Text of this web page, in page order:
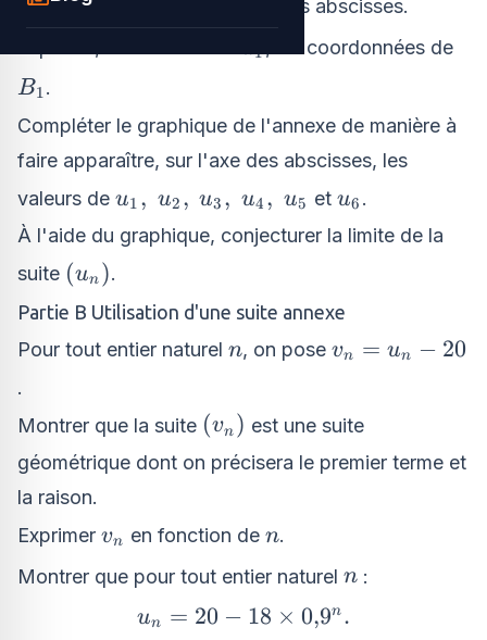
A0 B 1
est parallèle à l'axe des abscisses.
1 , les coordonnées de
B_1
B1.
Compléter le graphique de l'annexe de manière à
faire apparaître, sur l'axe des abscisses, les
valeurs de u_1,\
u_2,\
u_3,\
u_5
u1 , u2 , u3 , u4 , u5 et u_6
u6 .
À l'aide du graphique, conjecturer la limite de la
suite (u_n)
(un ).
Partie B Utilisation d'une suite annexe
Pour tout entier naturel n
n, on pose v_n=u_n
vn = un − 20
.
Montrer que la suite (v_n)
(vn ) est une suite
géométrique dont on précisera le premier terme et
la raison.
Exprimer v_n
vn en fonction de n
n.
Montrer que pour tout entier naturel n
n :
u_n=20
un = 20 − 18 × 0,9n .